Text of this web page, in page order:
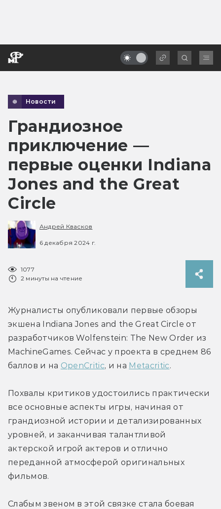
Новости
Грандиозное
приключение —
первые оценки Indiana
Jones and the Great
Circle
Андрей Квасков
6 декабря 2024 г.
1077
2 минуты на чтение
Журналисты опубликовали первые обзоры
экшена Indiana Jones and the Great Circle от
MachineGames. Сейчас у проекта в среднем 86
баллов и на OpenCritic, и на Metacritic.
Похвалы критиков удостоились практически
грандиозной истории и детализированных
уровней, и заканчивая талантливой
актерской игрой актеров и отлично
переданной атмосферой оригинальных
фильмов.
Слабым звеном в этой связке стала боевая